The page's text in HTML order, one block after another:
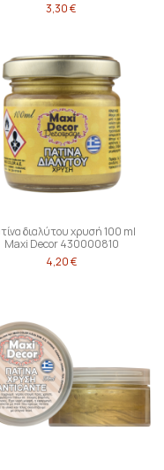
3,30 €
διαλύτου χρυσή 100 ml
Maxi Decor 430000810
4,20 €